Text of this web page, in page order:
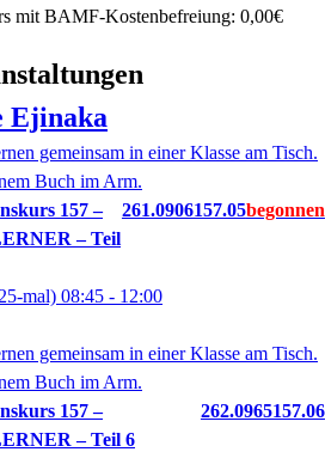
mit BAMF-Kostenbefreiung: 0,00€
Ejinaka
157 –
– Teil
261.0906157.05
mal) 08:45 - 12:00
157 –
– Teil 6
262.0965157.06